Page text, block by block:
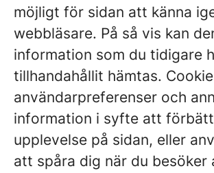
möjligt för sidan att känna
webbläsare. På så vis kan
information som du tidigare
tillhandahållit hämtas.
användarpreferenser och
information i syfte att
upplevelse på sidan, eller
att spåra dig när du besöker